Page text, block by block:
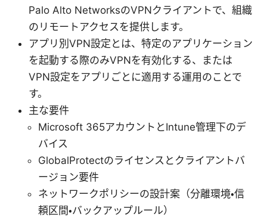
Palo Alto NetworksのVPNクライアントで、組織
のリモートアクセスを提供します。
アプリ別VPN設定とは、特定のアプリケーション
を起動する際のみVPNを有効化する、または
VPN設定をアプリごとに適用する運用のことで
す。
主な要件
Microsoft 365アカウントとIntune管理下のデ
バイス
GlobalProtectのライセンスとクライアントバ
ージョン要件
ネットワークポリシーの設計案（分離環境・信
頼区間・バックアップルール）